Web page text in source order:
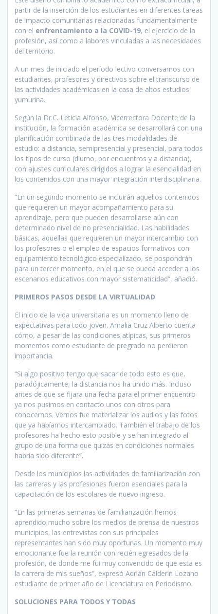
partir de la inserción de los estudiantes en diferentes tareas
de impacto comunitarias relacionadas fundamentalmente
con el enfrentamiento a la COVID-19, el ejercicio de la
profesión, así como a labores vinculadas a las necesidades
del territorio.
A un mes de iniciado el período lectivo conversamos con
estudiantes, profesores y directivos sobre el transcurso de
las actividades académicas en la casa de altos estudios
yumurina.
Según la Dr.C. Leticia Alfonso, Vicerrectora Docente de la
institución, la formación académica se desarrollará con una
planificación combinada de las tres modalidades de
estudio: a distancia, semipresencial y presencial, para todos
los tipos de curso (diurno, por encuentros y a distancia),
con ajustes curriculares dirigidos a lograr la esencialidad en
los contenidos con una mayor integración interdisciplinaria.
“En un segundo momento se incluirán aquellos contenidos
que requieren un mayor acompañamiento para su
aprendizaje, pero que pueden desarrollarse aún con
determinado nivel de no presencialidad. Las habilidades
básicas, aquellas que requieren un mayor intercambio con
los profesores o el empleo de espacios formativos con
equipamiento tecnológico especializado, se pospondrán
para un tercer momento, en el que se pueda acceder a los
escenarios educativos con mayor sistematicidad”, añadió.
PRIMEROS PASOS DESDE LA VIRTUALIDAD
El inicio de la vida universitaria es un momento lleno de
expectativas para todo joven. Amalia Cruz Alberto cuenta
cómo, a pesar de las condiciones atípicas, sus primeros
momentos como estudiante de pregrado no perdieron
importancia.
“Si algo positivo tengo que sacar de todo esto es que,
paradójicamente, la distancia nos ha unido más. Incluso
antes de que se fijara una fecha para el primer encuentro
ya nos pusimos en contacto unos con otros para
conocernos. Vernos fue materializar los audios y las fotos
que ya habíamos intercambiado. También el trabajo de los
profesores ha hecho esto posible y se han integrado al
grupo de una forma que quizás en condiciones normales
habría sido diferente”.
Desde los municipios las actividades de familiarización con
las carreras y las profesiones fueron esenciales para la
capacitación de los escolares de nuevo ingreso.
“En las primeras semanas de familiarización hemos
aprendido mucho sobre los medios de prensa de nuestros
municipios, las entrevistas con sus principales
representantes han sido muy oportunas. Un momento muy
emocionante fue la reunión con recién egresados de la
profesión, de donde me fui muy convencido de que esta es
la carrera de mis sueños”, expresó Adrián Calderín Lozano
estudiante de primer año de Licenciatura en Periodismo.
SOLUCIONES PARA TODOS Y TODAS